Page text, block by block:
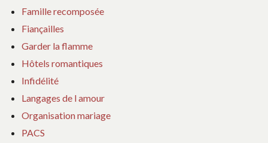
Famille recomposée
Fiançailles
Garder la flamme
Hôtels romantiques
Infidélité
Langages de l amour
Organisation mariage
PACS